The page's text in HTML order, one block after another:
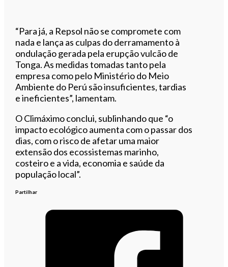
“Para já, a Repsol não se compromete com
nada e lança as culpas do derramamento à
ondulação gerada pela erupção vulcão de
Tonga. As medidas tomadas tanto pela
empresa como pelo Ministério do Meio
Ambiente do Perú são insuficientes, tardias
e ineficientes”, lamentam.
O Climáximo conclui, sublinhando que “o
impacto ecológico aumenta com o passar dos
dias, com o risco de afetar uma maior
extensão dos ecossistemas marinho,
costeiro e a vida, economia e saúde da
população local”.
Partilhar